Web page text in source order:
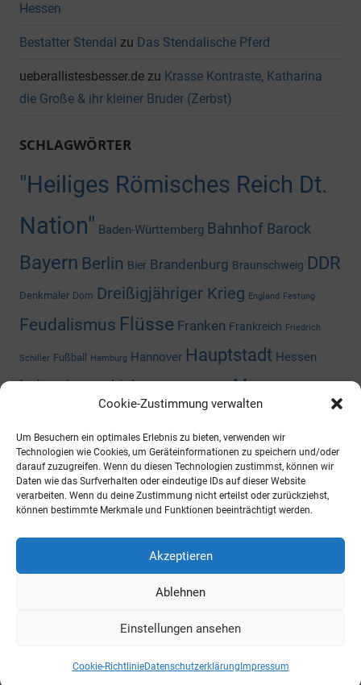
Cookie-Zustimmung verwalten
Um Besuchern ein optimales Erlebnis zu bieten, verwenden wir
Technologien wie Cookies, um Geräteinformationen zu speichern und/oder
darauf zuzugreifen. Wenn du diesen Technologien zustimmst, können wir
Daten wie das Surfverhalten oder eindeutige IDs auf dieser Website
verarbeiten. Wenn du deine Zustimmung nicht erteilst oder zurückziehst,
können bestimmte Merkmale und Funktionen beeinträchtigt werden.
Akzeptieren
Ablehnen
Einstellungen ansehen
Cookie-RichtlinieDatenschutzerklärung Impressum
Hessen
Bestatter Stendal zu Das Stendalische Pferd
ueberallistesbesser.de zu Krasse Kontraste, Katharina
die Große & ihr kleiner Bruder (Zerbst)
SCHLAGWÖRTER
"Heiliges Römisches Reich Dt.
Nation" Baden-Württemberg Bahnhof Barock
Bayern Berlin Bier Brandenburg Braunschweig DDR
Denkmäler Dom Dreißigjähriger Krieg England Festung
Feudalismus Flüsse Franken Frankreich Friedrich
Schiller Fußball Hamburg Hannover Hauptstadt Hessen
Industriegeschichte Museum
Nazizeit Niedersachsen
Westfalen Preußen Rhein Rheinland-Pfalz Russland
Sachsen-Anhalt Schloss Shoppingcenter Thüringen
Universität Wald Zweiter Weltkrieg Österreich
https://archiv.ueberallistesbesser.de
WordPress-Theme: Mercia von ThemeZee.